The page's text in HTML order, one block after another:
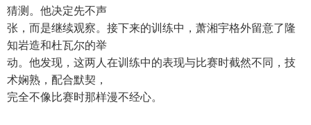
猜测。他决定先不声
张，而是继续观察。接下来的训练中，萧湘宇格外留意了隆
知岩造和杜瓦尔的举
动。他发现，这两人在训练中的表现与比赛时截然不同，技
术娴熟，配合默契，
完全不像比赛时那样漫不经心。